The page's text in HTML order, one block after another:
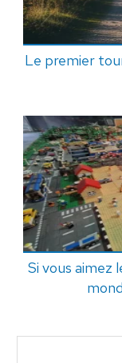
Le premier
Si vous aimez